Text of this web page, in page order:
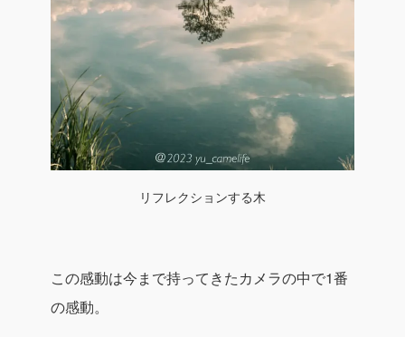
リフレクションする木
この感動は今まで持ってきたカメラの中で1番
の感動。